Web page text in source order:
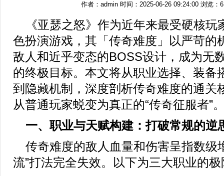
技巧解析
作者：admin 时间：2025-06-26 09:24:00 浏览：
《亚瑟之怒》作为近年来最受硬核玩
色扮演游戏，其「传奇难度」以严苛的
敌人和近乎变态的BOSS设计，成为无
的终极目标。本文将从职业选择、装备
到隐藏机制，深度剖析传奇难度的通关
从普通玩家蜕变为真正的“传奇征服者”
一、职业与天赋构建：打破常规的逆
传奇难度的敌人血量和伤害呈指数级
流”打法完全失效。以下为三大职业的